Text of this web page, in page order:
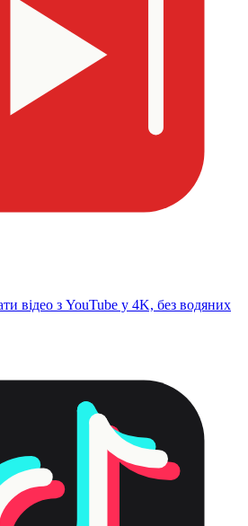
відео з YouTube у 4K, без водяних